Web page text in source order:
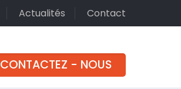
Actualités Contact
CONTACTEZ - NOUS